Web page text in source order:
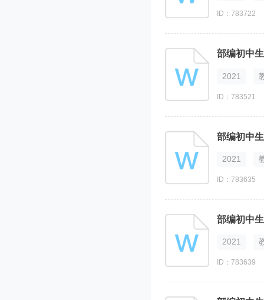
ID：783722
部编初中
2021
ID：783521
部编初中
2021
ID：783635
部编初中
2021
ID：783639